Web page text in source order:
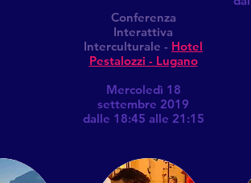
Conferenza
Interattiva
Interculturale - Hotel
Pestalozzi - Lugano
Mercoledì 18
settembre 2019
dalle 18:45 alle 21:15